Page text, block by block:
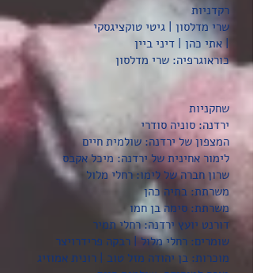
רקדניות
שרי מדלסון | גיטי טוקציגסקי
| אתי כהן | דיני ביין
כוראוגרפיה: שרי מדלסון
שחקניות
ירדנה: סוניה סודרי
המצפון של ירדנה: שולמית חיים
לימור אחינית של ירדנה: מיכל אקבס
שרון חברה של לימו: רחלי מלול
משרתת: בתיה כהן
משרתת: סימה בן חמו
דורנט יועץ ירדנה: רחלי תמיר
שומרים: רחלי מלול | רבקה פרידרויצר
מוכרות: בן יהודה מזל טוב | רונית אמוזיג